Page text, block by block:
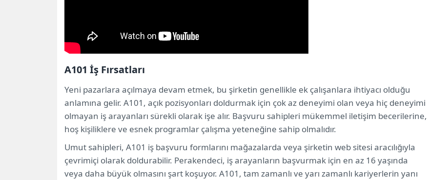
A101 İş Fırsatları
Yeni pazarlara açılmaya devam etmek, bu şirketin genellikle ek çalışanlara ihtiyacı olduğu
anlamına gelir. A101, açık pozisyonları doldurmak için çok az deneyimi olan veya hiç deneyimi
olmayan iş arayanları sürekli olarak işe alır. Başvuru sahipleri mükemmel iletişim becerilerine,
hoş kişiliklere ve esnek programlar çalışma yeteneğine sahip olmalıdır.
Umut sahipleri, A101 iş başvuru formlarını mağazalarda veya şirketin web sitesi aracılığıyla
çevrimiçi olarak doldurabilir. Perakendeci, iş arayanların başvurmak için en az 16 yaşında
veya daha büyük olmasını şart koşuyor. A101, tam zamanlı ve yarı zamanlı kariyerlerin yanı